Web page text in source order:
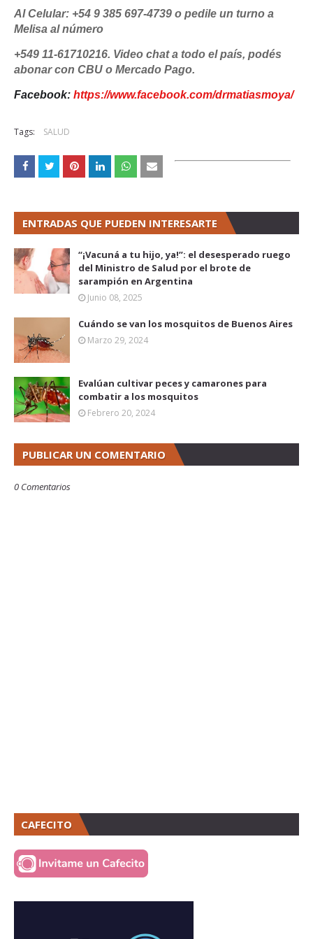
Al Celular: +54 9 385 697-4739 o pedile un turno a
Melisa al número
+549 11-61710216. Video chat a todo el país, podés
abonar con CBU o Mercado Pago.
Facebook: https://www.facebook.com/drmatiasmoya/
Tags: SALUD
ENTRADAS QUE PUEDEN INTERESARTE
“¡Vacuná a tu hijo, ya!”: el desesperado ruego
del Ministro de Salud por el brote de
sarampión en Argentina
Junio 08, 2025
Cuándo se van los mosquitos de Buenos Aires
Marzo 29, 2024
Evalúan cultivar peces y camarones para
combatir a los mosquitos
Febrero 20, 2024
PUBLICAR UN COMENTARIO
0 Comentarios
CAFECITO